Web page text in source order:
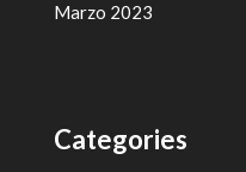
Marzo 2023
Categories